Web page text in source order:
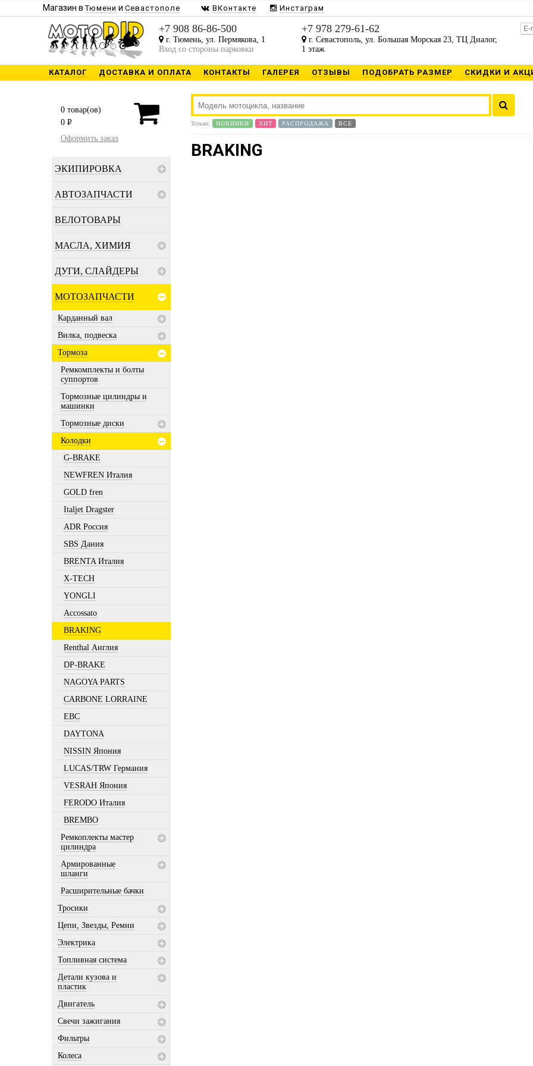
Магазин вТюмени и Севастополе ВКонтакте Инстаграм
+7 908 86-86-500
г. Тюмень, ул. Пермякова, 1
Вход со стороны парковки
+7 978 279-61-62
г. Севастополь, ул. Большая Морская 23, ТЦ Диалог,
1 этаж
КАТАЛОГ ДОСТАВКА И ОПЛАТА КОНТАКТЫ ГАЛЕРЕЯ ОТЗЫВЫ ПОДОБРАТЬ РАЗМЕР СКИДКИ И
0 товар(ов)
0 P
Оформить заказ
ЭКИПИРОВКА
АВТОЗАПЧАСТИ
ВЕЛОТОВАРЫ
МАСЛА, ХИМИЯ
ДУГИ, СЛАЙДЕРЫ
МОТОЗАПЧАСТИ
Карданный вал
Вилка, подвеска
Тормоза
Ремкомплекты и болты
суппортов
Тормозные цилиндры и
машинки
Тормозные диски
Колодки
G-BRAKE
NEWFREN Италия
GOLD fren
Italjet Dragster
ADR Россия
SBS Дания
BRENTA Италия
X-TECH
YONGLI
Accossato
BRAKING
Renthal Англия
DP-BRAKE
NAGOYA PARTS
CARBONE LORRAINE
EBC
DAYTONA
NISSIN Япония
LUCAS/TRW Германия
VESRAH Япония
FERODO Италия
BREMBO
Ремкоплекты мастер
цилиндра
Армированные
шланги
Расширительные бачки
Тросики
Цепи, Звезды, Ремни
Электрика
Топливная система
Детали кузова и
пластик
Двигатель
Свечи зажигания
Фильтры
Колеса
Только: НОВИНКИ ХИТ РАСПРОДАЖА ВСЕ
BRAKING